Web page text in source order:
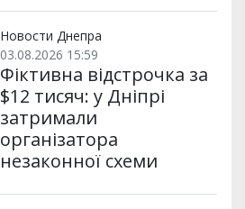
Новости Днепра
03.08.2026 15:59
Фіктивна відстрочка за
$12 тисяч: у Дніпрі
затримали
організатора
незаконної схеми